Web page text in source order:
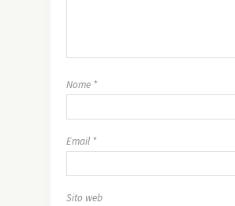
Nome *
Email *
Sito web